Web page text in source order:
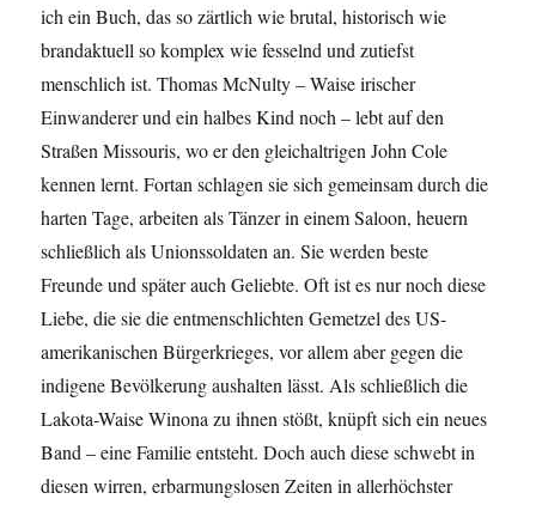
ich ein Buch, das so zärtlich wie brutal, historisch wie
brandaktuell so komplex wie fesselnd und zutiefst
menschlich ist. Thomas McNulty – Waise irischer
Einwanderer und ein halbes Kind noch – lebt auf den
Straßen Missouris, wo er den gleichaltrigen John Cole
kennen lernt. Fortan schlagen sie sich gemeinsam durch die
harten Tage, arbeiten als Tänzer in einem Saloon, heuern
schließlich als Unionssoldaten an. Sie werden beste
Freunde und später auch Geliebte. Oft ist es nur noch diese
Liebe, die sie die entmenschlichten Gemetzel des US-
amerikanischen Bürgerkrieges, vor allem aber gegen die
indigene Bevölkerung aushalten lässt. Als schließlich die
Lakota-Waise Winona zu ihnen stößt, knüpft sich ein neues
Band – eine Familie entsteht. Doch auch diese schwebt in
diesen wirren, erbarmungslosen Zeiten in allerhöchster